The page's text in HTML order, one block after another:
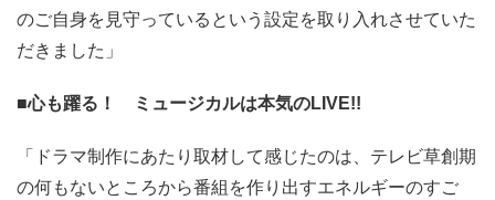
のご自身を見守っているという設定を取り入れさせていた
だきました」
■心も躍る！ ミュージカルは本気のLIVE!!
「ドラマ制作にあたり取材して感じたのは、テレビ草創期
の何もないところから番組を作り出すエネルギーのすご